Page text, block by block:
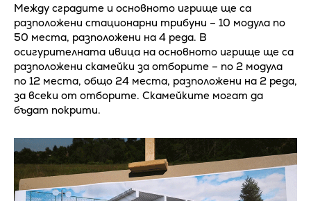
Между сградите и основното игрище ще са
разположени стационарни трибуни – 10 модула по
50 места, разположени на 4 реда. В
осигурителната ивица на основното игрище ще са
разположени скамейки за отборите – по 2 модула
по 12 места, общо 24 места, разположени на 2 реда,
за всеки от отборите. Скамейките могат да
бъдат покрити.